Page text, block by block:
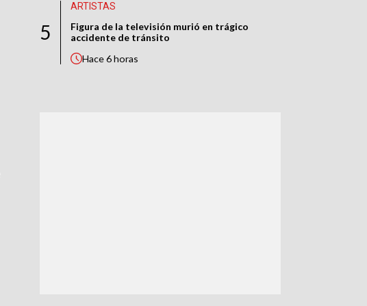
5
ARTISTAS
Figura de la televisión murió en trágico
accidente de tránsito
Hace6 horas